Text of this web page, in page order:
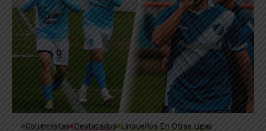
Columnistas Destacados Linqueños En Otras Ligas